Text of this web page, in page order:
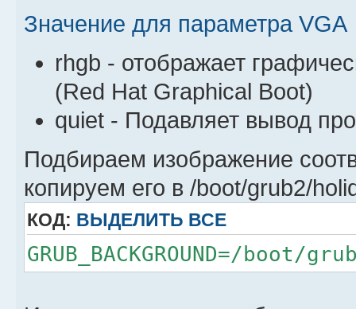
e3a34cb18a94"
#Включить создание
# Основной набор опций
video=vesafb:off,efifb:on
vconsole.font=ter-u30b
#
# Список разрешений для
Значение для параметра VGA
rhgb - отображает
(Red Hat Graphical Boot)
quiet - Подавляет вывод
Подбираем изображение
копируем его в /boot/grub2/
КОД: ВЫДЕЛИТЬ ВСЕ
GRUB_BACKGROUND=/boot/